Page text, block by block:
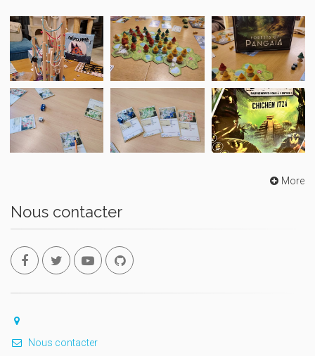
More
Nous contacter
Nous contacter